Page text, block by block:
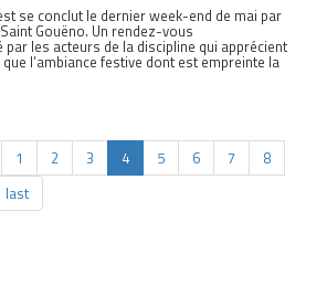
se conclut le dernier week-end de mai par
Gouëno. Un rendez-vous
les acteurs de la discipline qui apprécient
l’ambiance festive dont est empreinte la
1 2 3 4 5 6 7
8
last